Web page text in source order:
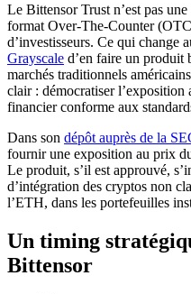
Le Bittensor Trust n’est pas
format Over-The-Counter
d’investisseurs. Ce qui change
Grayscale d’en faire un produit
marchés traditionnels
clair : démocratiser
financier conforme aux
Dans son dépôt auprès de la
fournir une exposition au prix
Le produit, s’il est approuvé,
d’intégration des cryptos non
l’ETH, dans les portefeuilles
Un timing
Bittensor